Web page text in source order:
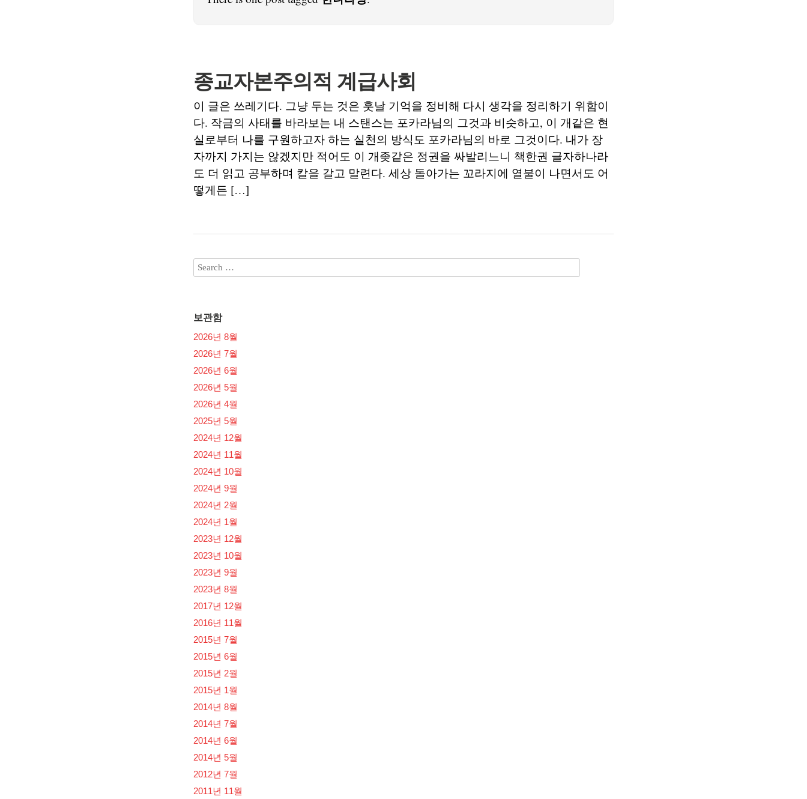
종교자본주의적 계급사회
이 글은 쓰레기다. 그냥 두는 것은 훗날 기억을 정비해 다시 생각을 정리하기 위함이
다. 작금의 사태를 바라보는 내 스탠스는 포카라님의 그것과 비슷하고, 이 개같은 현
실로부터 나를 구원하고자 하는 실천의 방식도 포카라님의 바로 그것이다. 내가 장
자까지 가지는 않겠지만 적어도 이 개좆같은 정권을 싸발리느니 책한권 글자하나라
도 더 읽고 공부하며 칼을 갈고 말련다. 세상 돌아가는 꼬라지에 열불이 나면서도 어
떻게든 […]
보관함
2026년 8월
2026년 7월
2026년 6월
2026년 5월
2026년 4월
2025년 5월
2024년 12월
2024년 11월
2024년 10월
2024년 9월
2024년 2월
2024년 1월
2023년 12월
2023년 10월
2023년 9월
2023년 8월
2017년 12월
2016년 11월
2015년 7월
2015년 6월
2015년 2월
2015년 1월
2014년 8월
2014년 7월
2014년 6월
2014년 5월
2012년 7월
2011년 11월